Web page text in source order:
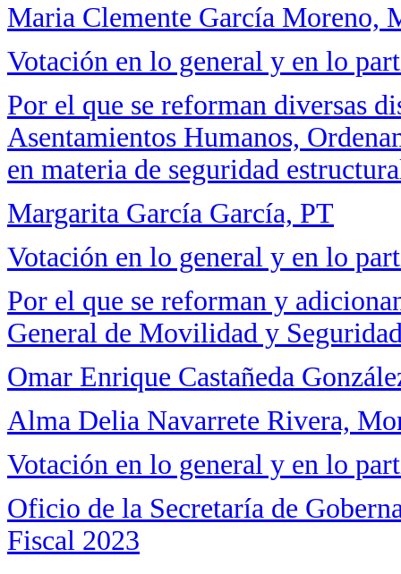
Maria Clemente García Moreno,
Votación en lo general y en lo
Por el que se reforman diversas
Asentamientos Humanos,
en materia de seguridad
Margarita García García, PT
Votación en lo general y en lo
Por el que se reforman y
General de Movilidad y
Omar Enrique Castañeda
Alma Delia Navarrete Rivera,
Votación en lo general y en lo
Oficio de la Secretaría de
Fiscal 2023